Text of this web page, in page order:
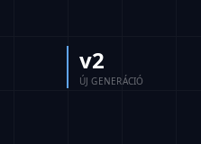
v2
ÚJ GENERÁCIÓ